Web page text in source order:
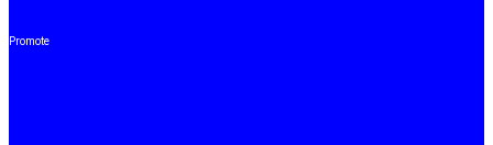
Promote